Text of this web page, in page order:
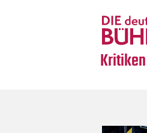
Kritiken